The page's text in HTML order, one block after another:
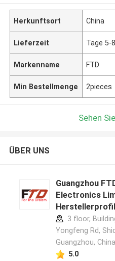
Herkunftsort China
Lieferzeit Tage 5-
Markenname FTD
Min Bestellmenge 2pieces
Sehen
ÜBER UNS
Guangzhou
Electronics
Herstellerprofil
3 floor,
Yongfeng Rd,
Guangzhou,
5.0